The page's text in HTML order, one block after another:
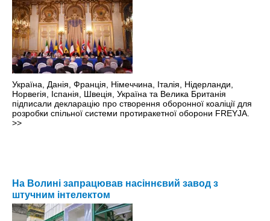
Україна, Данія, Франція, Німеччина, Італія, Нідерланди,
Норвегія, Іспанія, Швеція, Україна та Велика Британія
підписали декларацію про створення оборонної коаліції для
розробки спільної системи протиракетної оборони FREYJA.
>>
На Волині запрацював насіннєвий завод з
штучним інтелектом